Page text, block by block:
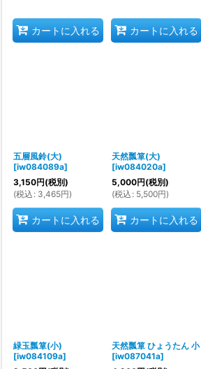
カートに入れる カートに入れる
五層風鈴(大)
[iw084089a]
3,150円(税別)
(税込 : 3,465円)
カートに入れる
天然瓢箪(大)
[iw084020a]
5,000円(税別)
(税込 : 5,500円)
カートに入れる
緑玉瓢箪(小)
[iw084109a]
天然瓢箪 ひょうたん 小
[iw087041a]